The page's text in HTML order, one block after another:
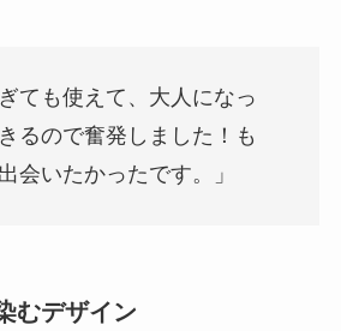
ても使えて、大人になっ
るので奮発しました！も
会いたかったです。」
むデザイン